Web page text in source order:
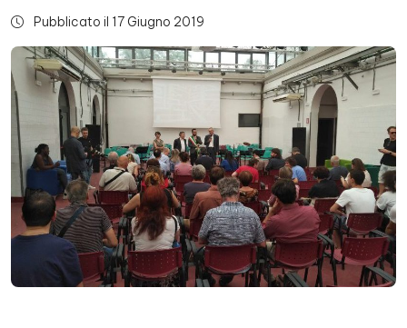
Pubblicato il 17 Giugno 2019